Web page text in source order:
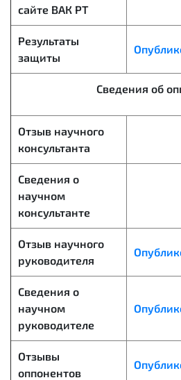
сайте ВАК РТ
Результаты
защиты
Сведения об
Отзыв научного
консультанта
Сведения о
научном
консультанте
Отзыв научного
руководителя
Сведения о
научном
руководителе
Отзывы
оппонентов